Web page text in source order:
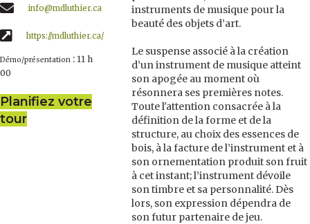
info@mdluthier.ca
https://mdluthier.ca/
Démo/présentation : 11 h
00
Planifiez votre
tour
instruments de musique pour la
beauté des objets d’art.
Le suspense associé à la création
d’un instrument de musique atteint
son apogée au moment où
résonnera ses premières notes.
Toute l'attention consacrée à la
définition de la forme et de la
structure, au choix des essences de
bois, à la facture de l’instrument et à
son ornementation produit son fruit
à cet instant; l’instrument dévoile
son timbre et sa personnalité. Dès
lors, son expression dépendra de
son futur partenaire de jeu.